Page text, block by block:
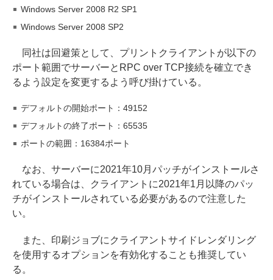
Windows Server 2008 R2 SP1
Windows Server 2008 SP2
同社は回避策として、プリントクライアントが以下の
ポート範囲でサーバーとRPC over TCP接続を確立でき
るよう設定を変更するよう呼び掛けている。
デフォルトの開始ポート：49152
デフォルトの終了ポート：65535
ポートの範囲：16384ポート
なお、サーバーに2021年10月パッチがインストールさ
れている場合は、クライアントに2021年1月以降のパッ
チがインストールされている必要があるので注意した
い。
また、印刷ジョブにクライアントサイドレンダリング
を使用するオプションを有効化することも推奨してい
る。